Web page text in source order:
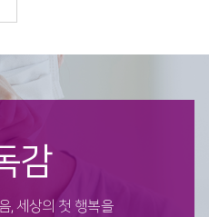
감
, 세상의 첫 행복을